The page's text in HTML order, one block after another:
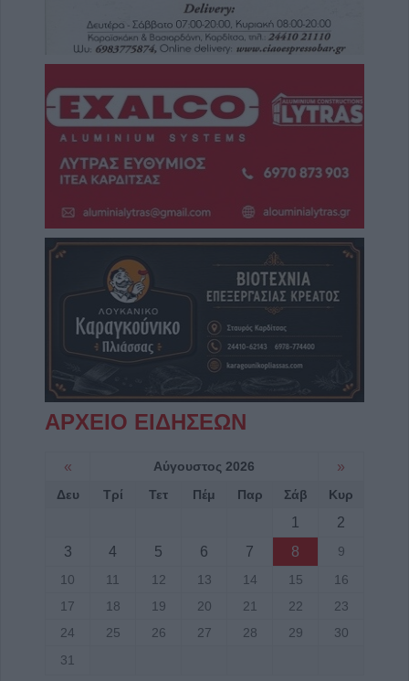
ΑΡΧΕΙΟ ΕΙΔΗΣΕΩΝ
« Αύγουστος 2026 »
Δευ Τρί Τετ Πέμ Παρ Σάβ Κυρ
1
2
3
4 5 6 7 8
9
10
11 12 13 14 15
16
17
18 19 20 21 22
23
24
25 26 27 28 29
30
31